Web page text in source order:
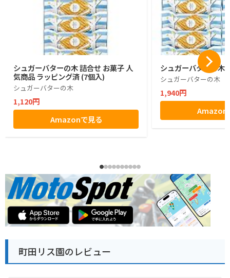
シュガーバターの木 詰合せ お菓子 人
気商品 ラッピング済 (7個入)
シュガーバターの木
1,120円
Amazonで見る
シュガーバターの木
シュガーバターの木
1,940円
Amazon
町田リス園のレビュー